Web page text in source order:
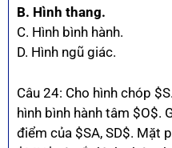
B. Hình thang.
C. Hình bình hành.
D. Hình ngũ giác.
Câu 24: Cho hình chóp
hình bình hành tâm $O$.
điểm của $SA, SD$. Mặt